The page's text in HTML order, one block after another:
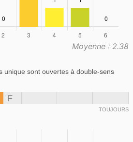
Moyenne : 2.38
unique sont ouvertes à double-sens
F
TOUJOURS